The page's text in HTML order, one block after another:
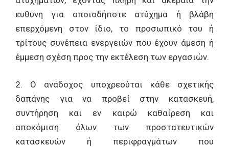
ευθύνη για οποιοδήποτε ατύχημα ή βλάβη
επερχόμενη στον ίδιο, το προσωπικό του ή
τρίτους συνέπεια ενεργειών που έχουν άμεση ή
έμμεση σχέση προς την εκτέλεση των εργασιών.
2. Ο ανάδοχος υποχρεούται κάθε σχετικής
δαπάνης για να προβεί στην κατασκευή,
συντήρηση και εν καιρώ καθαίρεση και
αποκόμιση όλων των προστατευτικών
κατασκευών ή περιφραγμάτων που